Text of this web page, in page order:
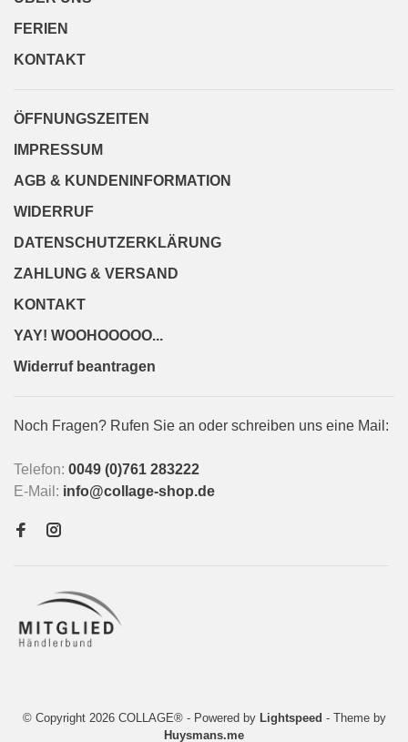
FERIEN
KONTAKT
ÖFFNUNGSZEITEN
IMPRESSUM
AGB & KUNDENINFORMATION
WIDERRUF
DATENSCHUTZERKLÄRUNG
ZAHLUNG & VERSAND
KONTAKT
YAY! WOOHOOOOO...
Widerruf beantragen
Noch Fragen? Rufen Sie an oder schreiben uns eine Mail:
Telefon: 0049 (0)761 283222
E-Mail: info@collage-shop.de
© Copyright 2026 COLLAGE® - Powered by Lightspeed - Theme by
Huysmans.me